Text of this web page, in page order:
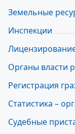
Земельные
Инспекции
Органы власти
Регистрация
Статистика –
Судебные